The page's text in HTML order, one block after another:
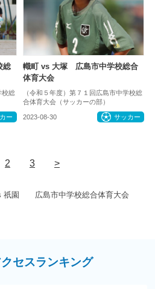
祇園 広島市中学校総合体育大会
総
校総
ー
幟町 vs 大塚 広島市中学校総合
体育大会
（令和５年度）第７１回広島市中学校総
合体育大会（サッカーの部）
2023-08-30 サッカー
2 3 >
セスランキング